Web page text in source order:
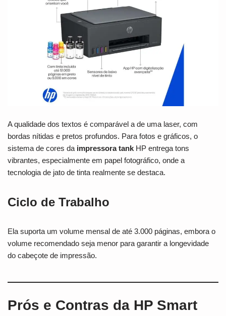
A qualidade dos textos é comparável a de uma laser, com
bordas nítidas e pretos profundos. Para fotos e gráficos, o
sistema de cores da impressora tank HP entrega tons
vibrantes, especialmente em papel fotográfico, onde a
tecnologia de jato de tinta realmente se destaca.
Ciclo de Trabalho
Ela suporta um volume mensal de até 3.000 páginas, embora o
volume recomendado seja menor para garantir a longevidade
do cabeçote de impressão.
Prós e Contras da HP Smart